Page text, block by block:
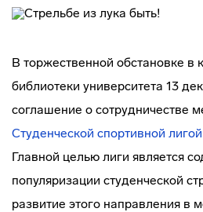
В торжественной обстановке в
библиотеки университета 13
соглашение о сотрудничестве
Студенческой спортивной
Главной целью лиги является
популяризации студенческой
развитие этого направления в